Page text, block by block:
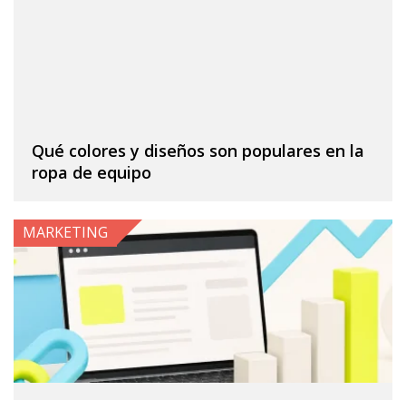
Qué colores y diseños son populares en la
ropa de equipo
MARKETING